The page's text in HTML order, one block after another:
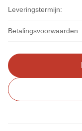
Leveringstermijn:
Betalingsvoorwaarden: